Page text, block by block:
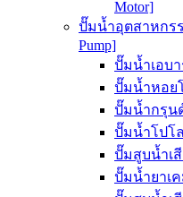
Motor]
ปั๊มน้ำอุตสาหกรร
Pump]
ปั๊มน้ำเอบา
ปั๊มน้ำหอยโ
ปั๊มน้ำกรุนด์
ปั๊มน้ำโปโล
ปั๊มสูบน้ำเสี
ปั๊มน้ำยาเค